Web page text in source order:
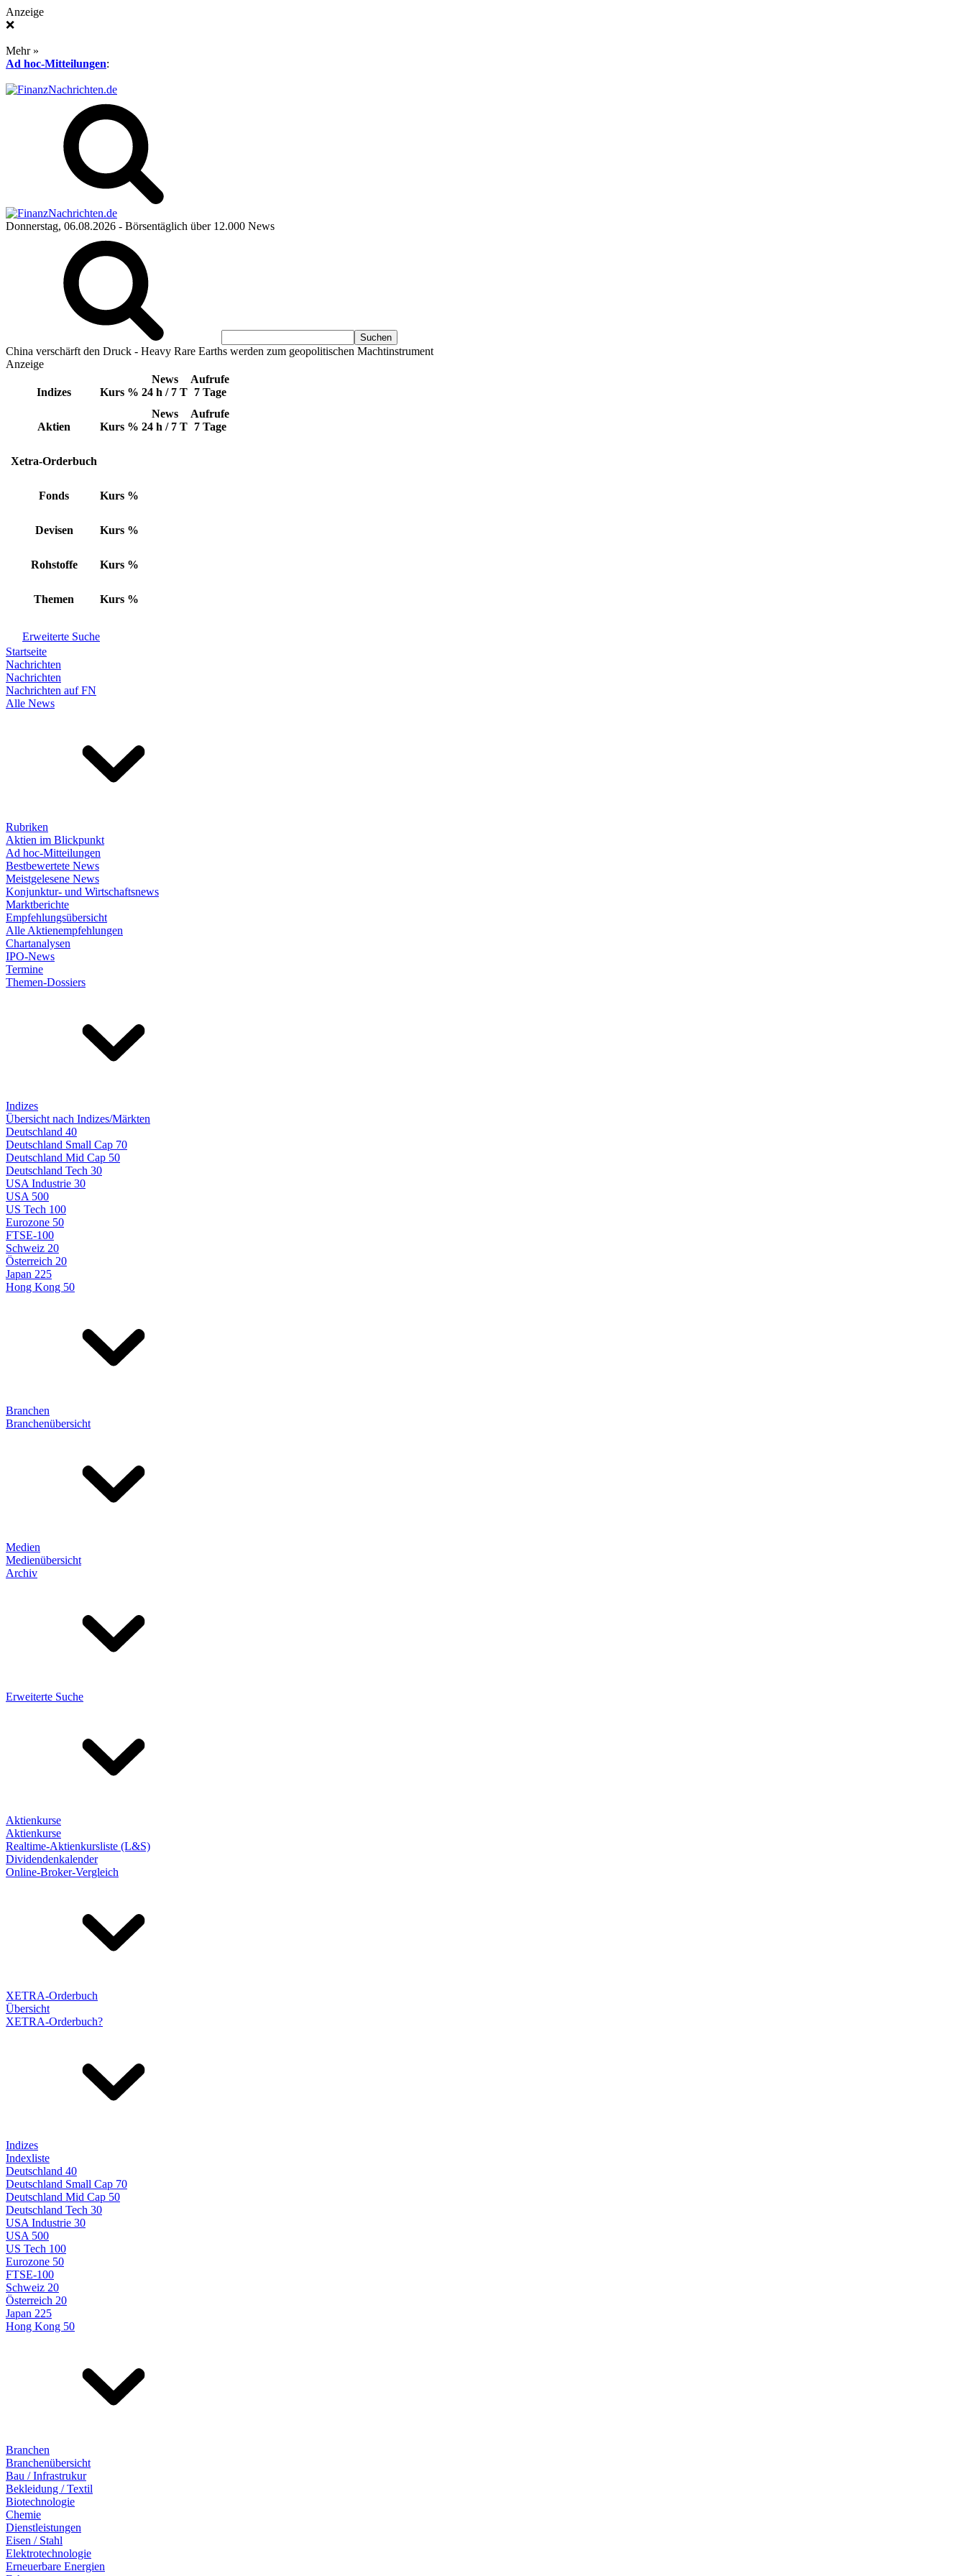
Anzeige
❌
Mehr »
Ad hoc-Mitteilungen:
Donnerstag, 06.08.2026 - Börsentäglich über 12.000 News
China verschärft den Druck - Heavy Rare Earths werden zum geopolitischen Machtinstrument
Anzeige
Indizes Kurs %
News
24 h / 7 T
Aufrufe
7 Tage
Aktien Kurs %
News
24 h / 7 T
Aufrufe
7 Tage
Xetra-Orderbuch
Fonds Kurs %
Devisen Kurs %
Rohstoffe Kurs %
Themen Kurs %
Erweiterte Suche
Startseite
Nachrichten
Nachrichten
Nachrichten auf FN
Alle News
Rubriken
Aktien im Blickpunkt
Ad hoc-Mitteilungen
Bestbewertete News
Meistgelesene News
Konjunktur- und Wirtschaftsnews
Marktberichte
Empfehlungsübersicht
Alle Aktienempfehlungen
Chartanalysen
IPO-News
Termine
Themen-Dossiers
Indizes
Übersicht nach Indizes/Märkten
Deutschland 40
Deutschland Small Cap 70
Deutschland Mid Cap 50
Deutschland Tech 30
USA Industrie 30
USA 500
US Tech 100
Eurozone 50
FTSE-100
Schweiz 20
Österreich 20
Japan 225
Hong Kong 50
Branchen
Branchenübersicht
Medien
Medienübersicht
Archiv
Erweiterte Suche
Aktienkurse
Aktienkurse
Realtime-Aktienkursliste (L&S)
Dividendenkalender
Online-Broker-Vergleich
XETRA-Orderbuch
Übersicht
XETRA-Orderbuch?
Indizes
Indexliste
Deutschland 40
Deutschland Small Cap 70
Deutschland Mid Cap 50
Deutschland Tech 30
USA Industrie 30
USA 500
US Tech 100
Eurozone 50
FTSE-100
Schweiz 20
Österreich 20
Japan 225
Hong Kong 50
Branchen
Branchenübersicht
Bau / Infrastrukur
Bekleidung / Textil
Biotechnologie
Chemie
Dienstleistungen
Eisen / Stahl
Elektrotechnologie
Erneuerbare Energien